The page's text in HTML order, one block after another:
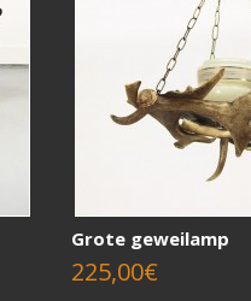
Grote geweilamp
225,00€